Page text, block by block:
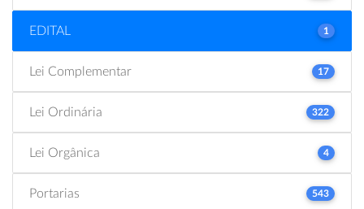
EDITAL 1
Lei Complementar 17
Lei Ordinária 322
Lei Orgânica 4
Portarias 543